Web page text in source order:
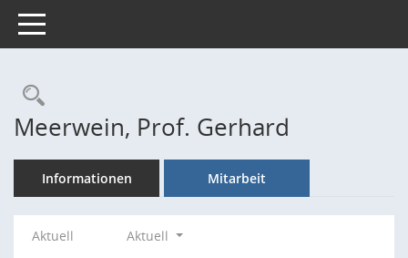
Toggle navigation
Rechercheauswahl
Meerwein, Prof. Gerhard
Informationen Mitarbeit
Aktuell
Aktuell